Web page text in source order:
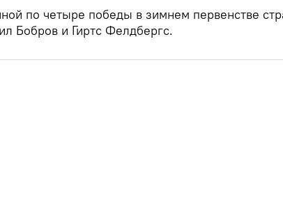
по четыре победы в зимнем первенстве
Бобров и Гиртс Фелдбергс.